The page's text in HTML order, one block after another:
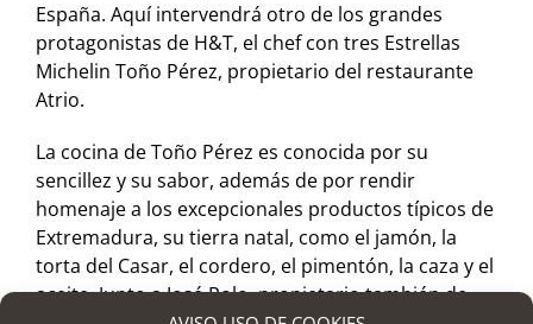
España. Aquí intervendrá otro de los grandes
protagonistas de H&T, el chef con tres Estrellas
Michelin Toño Pérez, propietario del restaurante
Atrio.
La cocina de Toño Pérez es conocida por su
sencillez y su sabor, además de por rendir
homenaje a los excepcionales productos típicos de
Extremadura, su tierra natal, como el jamón, la
torta del Casar, el cordero, el pimentón, la caza y el
aceite. Junto a José Polo, propietario también de